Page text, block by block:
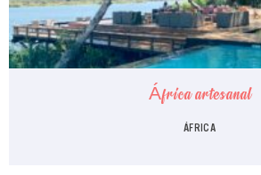
África artesanal
ÁFRICA